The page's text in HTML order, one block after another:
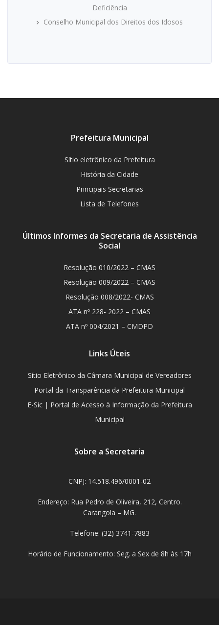
Deficiência
Conselho Municipal dos Direitos dos Idosos
Prefeitura Municipal
Sítio eletrônico da Prefeitura
História da Cidade
Principais Secretarias
Lista de Telefones
Últimos Informes da Secretaria de Assistência
Social
Resolução 010/2022 – CMAS
Resolução 009/2022 – CMAS
Resolução 008/2022- CMAS
ATA nº 228- 2022 – CMAS
ATA nº 004/2021 – CMDPD
Links Úteis
Sítio Eletrônico da Câmara Municipal de Vereadores
Portal da Transparência da Prefeitura Municipal
E-Sic | Portal de Acesso à Informação da Prefeitura
Municipal
Sobre a Secretaria
CNPJ: 14.518.496/0001-02
Endereço: Rua Pedro de Oliveira, 212, Centro.
Carangola – MG.
Telefone: (32) 3741-7883
Horário de Funcionamento: Seg. a Sex de 8h às 17h